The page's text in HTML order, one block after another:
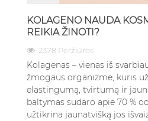
KOLAGENO NAUDA
REIKIA ŽINOTI?
2378 Peržiūros
Kolagenas – vienas iš
žmogaus organizme, kuris
elastingumą, tvirtumą ir
baltymas sudaro apie 70 %
užtikrina jaunatvišką jos